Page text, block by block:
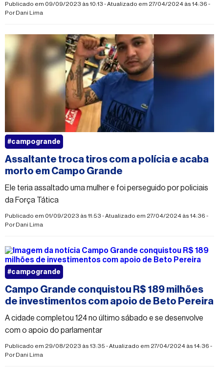
Publicado em 09/09/2023 às 10:13 - Atualizado em 27/04/2024 às 14:36 -
PorDani Lima
Assaltante troca tiros com a polícia e acaba
morto em Campo Grande
Ele teria assaltado uma mulher e foi perseguido por policiais
da Força Tática
Publicado em 01/09/2023 às 11:53 - Atualizado em 27/04/2024 às 14:36 -
PorDani Lima
#campogrande
Campo Grande conquistou R$ 189 milhões
de investimentos com apoio de Beto Pereira
A cidade completou 124 no último sábado e se desenvolve
com o apoio do parlamentar
Publicado em 29/08/2023 às 13:35 - Atualizado em 27/04/2024 às 14:36 -
PorDani Lima
#campogrande